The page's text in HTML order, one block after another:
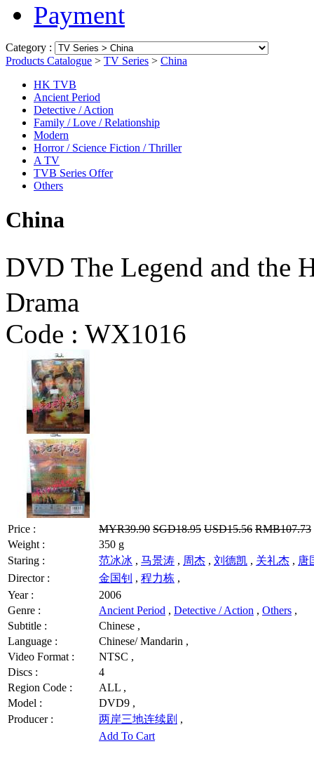
Payment
Category :
Products Catalogue > TV Series > China
HK TVB
Ancient Period
Detective / Action
Family / Love / Relationship
Modern
Horror / Science Fiction / Thriller
A TV
TVB Series Offer
Others
China
DVD The Legend and the
Drama
Code : WX1016
Price : MYR39.90 SGD18.95 USD15.56 RMB107.73
Weight :
350 g
Staring :
范冰冰 , 马景涛 , 周杰 , 刘德凯 , 关礼杰 , 唐
Director :
金国钊 , 程力栋 ,
Year :
2006
Genre :
Ancient Period , Detective / Action , Others ,
Subtitle :
Chinese ,
Language :
Chinese/ Mandarin ,
Video Format :
NTSC ,
Discs :
4
Region Code :
ALL ,
Model :
DVD9 ,
Producer :
两岸三地连续剧 ,
Add To Cart